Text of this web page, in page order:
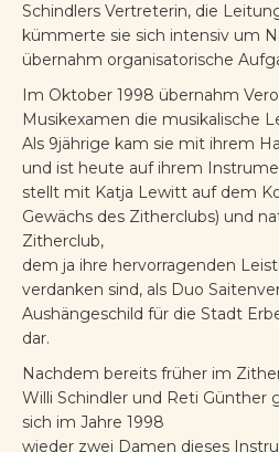
Schindlers Vertreterin, die
kümmerte sie sich intensiv um
übernahm organisatorische
Im Oktober 1998 übernahm
Musikexamen die musikalische
Als 9jährige kam sie mit ihrem
und ist heute auf ihrem
stellt mit Katja Lewitt auf dem
Gewächs des Zitherclubs) und
Zitherclub,
dem ja ihre hervorragenden
verdanken sind, als Duo
Aushängeschild für die Stadt
dar.
Nachdem bereits früher im
Willi Schindler und Reti Günther
sich im Jahre 1998
wieder zwei Damen dieses